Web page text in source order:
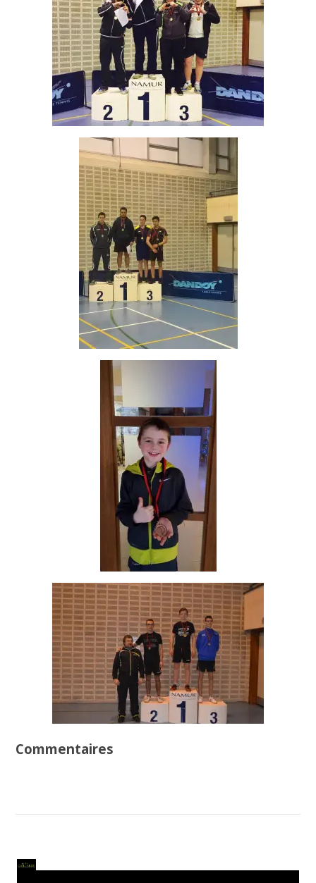
Commentaires